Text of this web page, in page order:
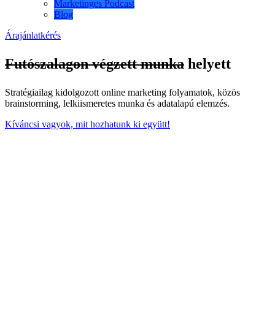
Marketinges Podcast
Blog
Árajánlatkérés
Futószalagon végzett munka helyett
Stratégiailag kidolgozott online marketing folyamatok, közös
brainstorming, lelkiismeretes munka és adatalapú elemzés.
Kíváncsi vagyok, mit hozhatunk ki együtt!